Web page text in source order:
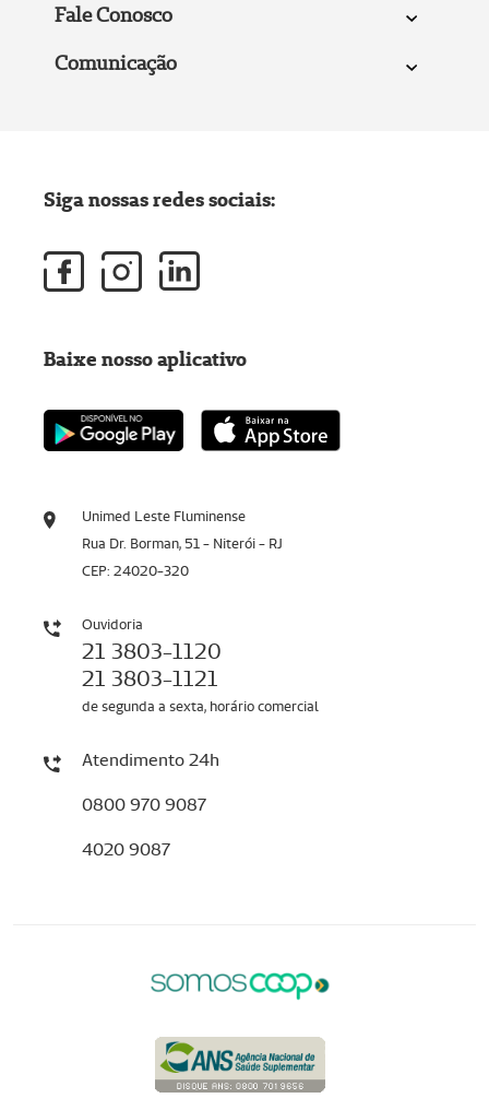
Fale Conosco
Comunicação
Unimed Leste Fluminense
Rua Dr. Borman, 51 - Niterói - RJ
CEP: 24020-320
Ouvidoria
21 3803-1120
21 3803-1121
de segunda a sexta, horário comercial
Atendimento 24h
0800 970 9087
4020 9087
Siga nossas redes sociais:
Baixe nosso aplicativo